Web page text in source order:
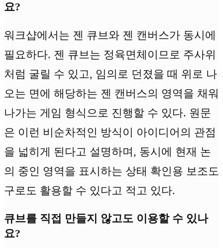
요?
워크샵에서는 젠 큐브와 젠 캔버스가 동시에
필요하다. 젠 큐브는 정육면체이므로 주사위
처럼 굴릴 수 있고, 임의로 던졌을 때 위로 나
오는 면에 해당하는 젠 캔버스의 영역을 채워
나가는 게임 형식으로 진행할 수 있다. 원문
은 이런 비순차적인 방식이 아이디어의 관점
을 넓히게 된다고 설명하며, 동시에 현재 논
의 중인 영역을 표시하는 상태 확인용 보조도
구로도 활용할 수 있다고 적고 있다.
큐브를 직접 만들지 않고도 이용할 수 있나
요?